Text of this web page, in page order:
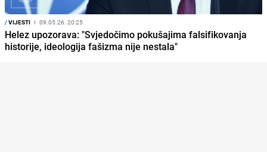
/VIJESTI I 09.05.26. 20:25
Helez upozorava: "Svjedočimo pokušajima falsifikovanja
historije, ideologija fašizma nije nestala"